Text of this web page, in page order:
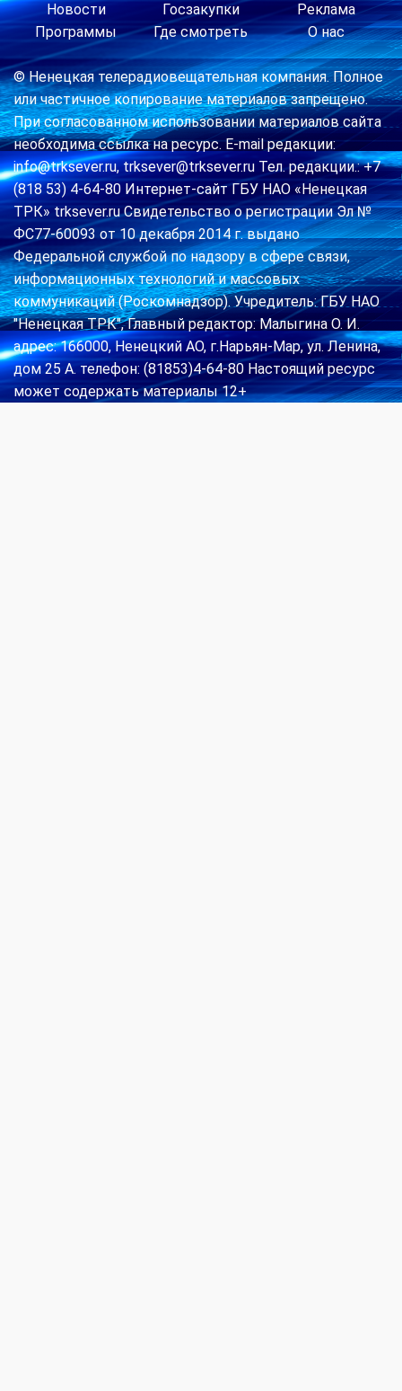
Новости
Программы
Госзакупки
Где смотреть
Реклама
О нас
© Ненецкая телерадиовещательная компания. Полное
или частичное копирование материалов запрещено.
При согласованном использовании материалов сайта
необходима ссылка на ресурс. E-mail редакции:
info@trksever.ru, trksever@trksever.ru Тел. редакции.: +7
(818 53) 4-64-80 Интернет-сайт ГБУ НАО «Ненецкая
ТРК» trksever.ru Свидетельство о регистрации Эл №
ФС77-60093 от 10 декабря 2014 г. выдано
Федеральной службой по надзору в сфере связи,
информационных технологий и массовых
коммуникаций (Роскомнадзор). Учредитель: ГБУ НАО
"Ненецкая ТРК", Главный редактор: Малыгина О. И.
адрес: 166000, Ненецкий АО, г.Нарьян-Мар, ул. Ленина,
дом 25 А. телефон: (81853)4-64-80 Настоящий ресурс
может содержать материалы 12+